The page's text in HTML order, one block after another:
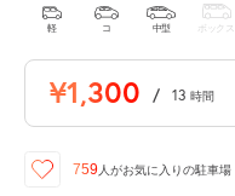
軽 コ 中型 ボックス
¥1,300 / 13 時間
759 人がお気に入りの駐車場